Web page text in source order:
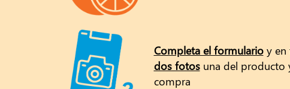
Completa el formularioy en
dos fotosuna del producto
compra